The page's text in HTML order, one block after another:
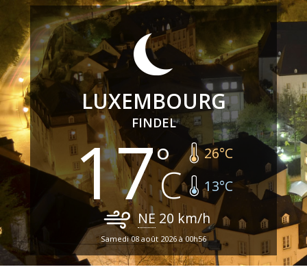
LUXEMBOURG
FINDEL
17 26°C
13°C
NE 20 km/h
Samedi 08 août 2026 à 00h56